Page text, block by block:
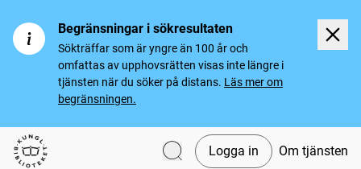
Begränsningar i sökresultaten
Sökträffar som är yngre än 100 år och
omfattas av upphovsrätten visas inte längre i
tjänsten när du söker på distans. Läs mer om
begränsningen.
Svenska tidningar
Logga in Om tjänsten